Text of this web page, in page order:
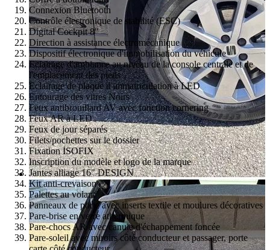
Connexion Bluetooth
Contrôle électronique de stabilité (ESC)
Digital Cockpit 8"
Direction à assistance électromécanique
Dispositif électronique d'immobilisation du véhicule
Eclairage d'ambiance au niveau de la console centrale et de
l'emplacement des pieds
Eclairage de plaque d'immatriculation à LED
Entourage des vitres Noirs
Feux antibrouillard AV avec fonction cornering
Feux AR à LED
Feux de jour séparés
Filets/pochettes sur le dossier
Fixation ISOFIX
Inscription du modèle et logo de la marque
Jantes alliage 16" DESIGN
Kit anti-crevaison
Palettes au volant
Panneaux de porte avec inserts textile et moulures décoratives
Pare-brise en verre athermique
Pare-chocs AR avec canule d'échappement foncée
Pare-soleil avec miroirs côté conducteur et passager, porte